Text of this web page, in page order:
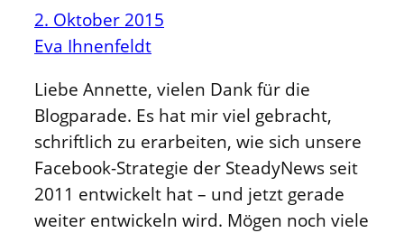
2. Oktober 2015
Eva Ihnenfeldt
Liebe Annette, vielen Dank für die
Blogparade. Es hat mir viel gebracht,
schriftlich zu erarbeiten, wie sich unsere
Facebook-Strategie der SteadyNews seit
2011 entwickelt hat – und jetzt gerade
weiter entwickeln wird. Mögen noch viele